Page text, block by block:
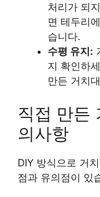
처리가 되
면 테두리
습니다.
수평 유지:
지 확인하
만든 거치
직접 만든
의사항
DIY 방식으로 거
점과 유의점이 있